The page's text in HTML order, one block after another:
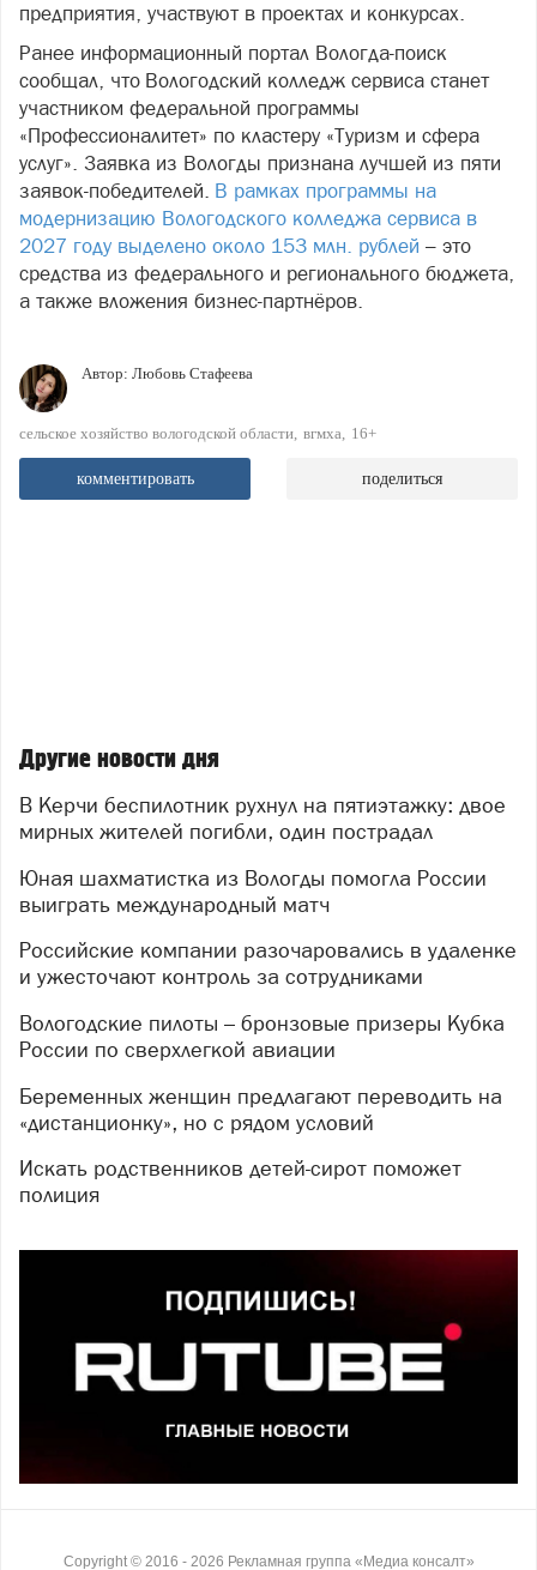
предприятия, участвуют в проектах и конкурсах.
Ранее информационный портал Вологда-поиск
сообщал, что Вологодский колледж сервиса станет
участником федеральной программы
«Профессионалитет» по кластеру «Туризм и сфера
услуг». Заявка из Вологды признана лучшей из пяти
заявок-победителей. В рамках программы на
модернизацию Вологодского колледжа сервиса в
2027 году выделено около 153 млн. рублей – это
средства из федерального и регионального бюджета,
а также вложения бизнес-партнёров.
Автор: Любовь Стафеева
сельское хозяйство вологодской области вгмха 16+
комментировать поделиться
Другие новости дня
В Керчи беспилотник рухнул на пятиэтажку: двое
мирных жителей погибли, один пострадал
Юная шахматистка из Вологды помогла России
выиграть международный матч
Российские компании разочаровались в удаленке
и ужесточают контроль за сотрудниками
Вологодские пилоты – бронзовые призеры Кубка
России по сверхлегкой авиации
Беременных женщин предлагают переводить на
«дистанционку», но с рядом условий
Искать родственников детей-сирот поможет
полиция
Copyright © 2016 - 2026 Рекламная группа «Медиа консалт»